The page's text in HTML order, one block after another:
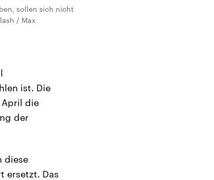
sollen sich nicht
/ Max
ist. Die
die
der
diese
ersetzt. Das